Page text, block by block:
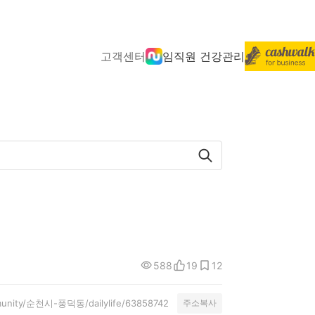
고객센터 임직원 건강관리
588 19 12
순천시-풍덕동/dailylife/63858742 주소복사